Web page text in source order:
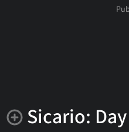
Sicario: